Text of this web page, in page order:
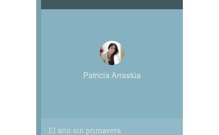
Patricia Arrastúa
El año sin primavera